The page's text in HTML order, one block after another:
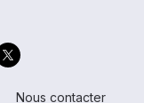
Nous contacter